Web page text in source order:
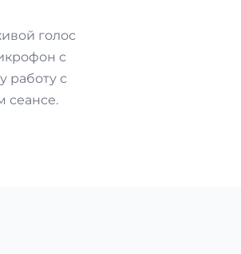
голос
с
работу с
сеансе.